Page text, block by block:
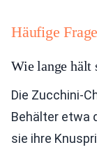
Häufige
Wie lange hält
Die Zucchini-
Behälter etwa
sie ihre